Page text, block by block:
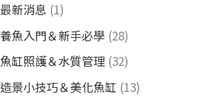
最新消息 (1)
養魚入門＆新手必學 (28)
魚缸照護＆水質管理 (32)
造景小技巧＆美化魚缸 (13)